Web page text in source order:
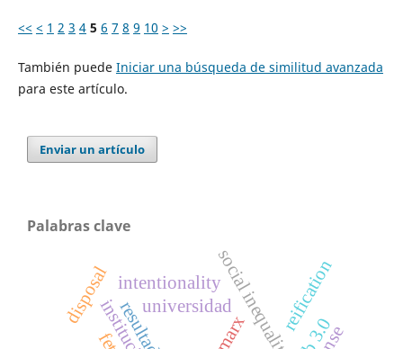
<< < 1 2 3 4 5 6 7 8 9 10 > >>
También puede Iniciar una búsqueda de similitud avanzada
para este artículo.
Enviar un artículo
Palabras clave
universidadsocial inequality
disposal reification
marx
intentionality